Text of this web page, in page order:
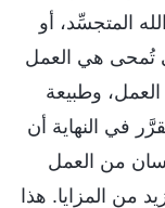
المتجسِّد، أو
تُمحى هي العمل
العمل، وطبيعة
في النهاية أن
من العمل
من المزايا. هذا